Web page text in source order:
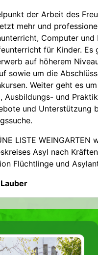
der Arbeit des
mehr und
Computer und
für Kinder. Es
auf höherem
sowie um die
Weiter geht es
Ausbildungs- und
und Unterstützung
LISTE
Asyl nach
Flüchtlinge und